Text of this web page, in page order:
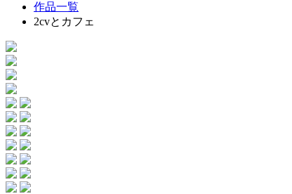
作品一覧
2cvとカフェ